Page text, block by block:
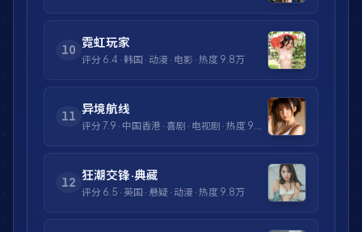
10
霓虹玩家
评分 6.4 · 韩国 · 动漫 · 电影 · 热度 9.8万
11
异境航线
评分 7.9 · 中国香港 · 喜剧 · 电视剧 · 热度 9.8万
12
狂潮交锋·典藏
评分 6.5 · 英国 · 悬疑 · 动漫 · 热度 9.8万